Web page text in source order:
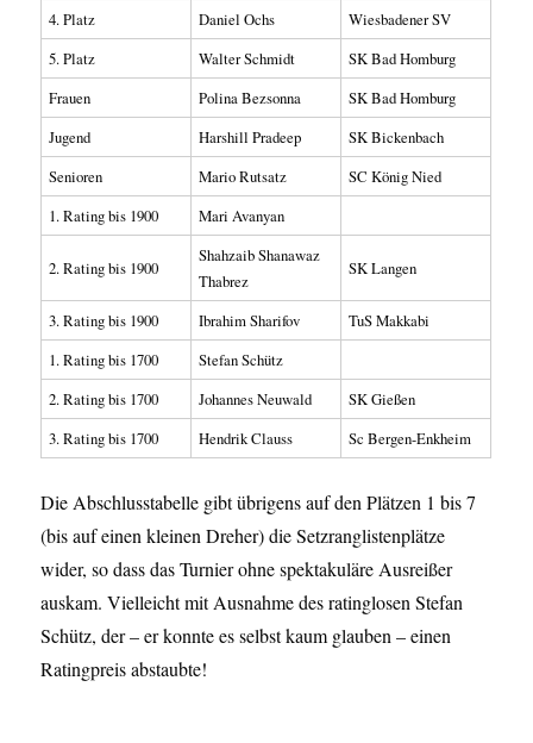
4. Platz
Daniel Ochs
Wiesbadener SV
5. Platz
Walter Schmidt
SK Bad Homburg
Frauen
Polina Bezsonna
SK Bad Homburg
Jugend
Harshill Pradeep
SK Bickenbach
Senioren
Mario Rutsatz
SC König Nied
1. Rating bis 1900
Mari Avanyan
2. Rating bis 1900
Shahzaib Shanawaz
Thabrez
SK Langen
3. Rating bis 1900 Ibrahim Sharifov
TuS Makkabi
1. Rating bis 1700
Stefan Schütz
2. Rating bis 1700
Johannes Neuwald
SK Gießen
3. Rating bis 1700
Hendrik Clauss Sc Bergen-Enkheim
Die Abschlusstabelle gibt übrigens auf den Plätzen 1 bis 7
(bis auf einen kleinen Dreher) die Setzranglistenplätze
wider, so dass das Turnier ohne spektakuläre Ausreißer
auskam. Vielleicht mit Ausnahme des ratinglosen Stefan
Schütz, der – er konnte es selbst kaum glauben – einen
Ratingpreis abstaubte!